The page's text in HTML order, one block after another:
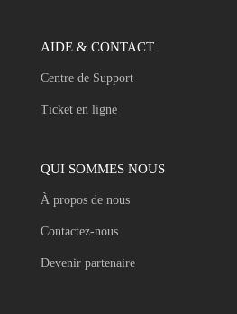
AIDE & CONTACT
Centre de Support
Ticket en ligne
QUI SOMMES NOUS
À propos de nous
Contactez-nous
Devenir partenaire